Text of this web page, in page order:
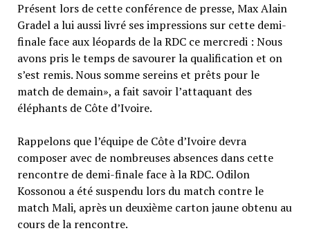
Présent lors de cette conférence de presse, Max Alain
Gradel a lui aussi livré ses impressions sur cette demi-
finale face aux léopards de la RDC ce mercredi : Nous
avons pris le temps de savourer la qualification et on
s’est remis. Nous somme sereins et prêts pour le
match de demain», a fait savoir l’attaquant des
éléphants de Côte d’Ivoire.
Rappelons que l’équipe de Côte d’Ivoire devra
composer avec de nombreuses absences dans cette
rencontre de demi-finale face à la RDC. Odilon
Kossonou a été suspendu lors du match contre le
match Mali, après un deuxième carton jaune obtenu au
cours de la rencontre.